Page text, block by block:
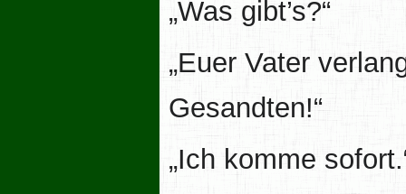
„Was gibt’s?“
„Euer Vater
Gesandten!“
„Ich komme